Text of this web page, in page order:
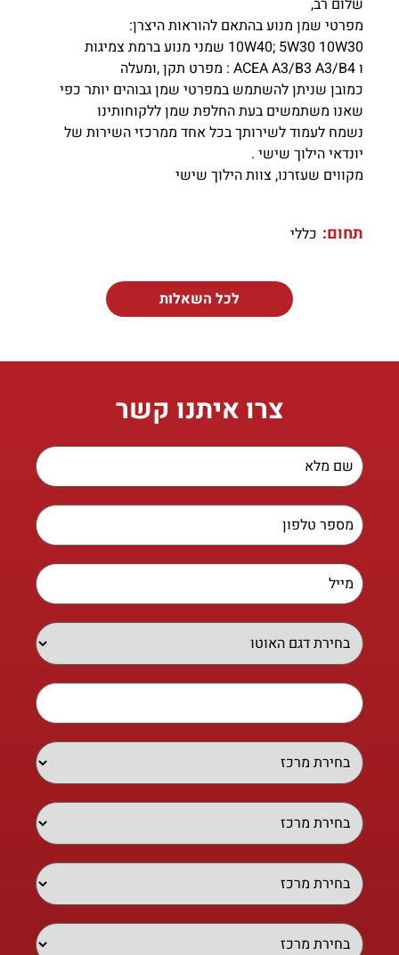
מפרטי שמן מנוע בהתאם להוראות היצרן:
10W40; 5W30 10W30 שמני מנוע ברמת צמיגות
ו ACEA A3/B3 A3/B4 : מפרט תקן ,ומעלה
כמובן שניתן להשתמש במפרטי שמן גבוהים יותר כפי
שאנו משתמשים בעת החלפת שמן ללקוחותינו
נשמח לעמוד לשירותך בכל אחד ממרכזי השירות של
יונדאי הילוך שישי .
מקווים שעזרנו, צוות הילוך שישי
תחום: כללי
לכל השאלות
צרו איתנו קשר